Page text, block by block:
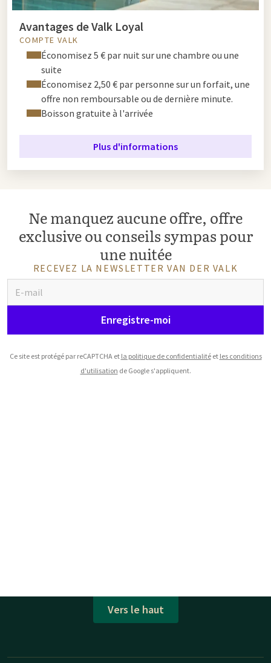
Avantages de Valk Loyal
COMPTE VALK
Économisez 5 € par nuit sur une chambre ou une
suite
Économisez 2,50 € par personne sur un forfait, une
offre non remboursable ou de dernière minute.
Boisson gratuite à l'arrivée
Plus d'informations
Ne manquez aucune offre, offre
exclusive ou conseils sympas pour
une nuitée
RECEVEZ LA NEWSLETTER VAN DER VALK
Enregistre-moi
Ce site est protégé par reCAPTCHA et la politique de confidentialitéet les conditions
d'utilisation de Google s'appliquent.
Vers le haut